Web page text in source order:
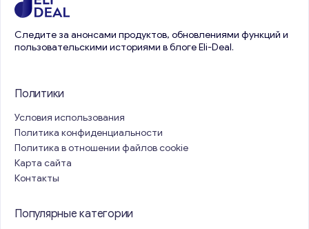
Следите за анонсами продуктов, обновлениями функций и
пользовательскими историями в блоге Eli-Deal.
Политики
Условия использования
Политика конфиденциальности
Политика в отношении файлов cookie
Карта сайта
Контакты
Популярные категории